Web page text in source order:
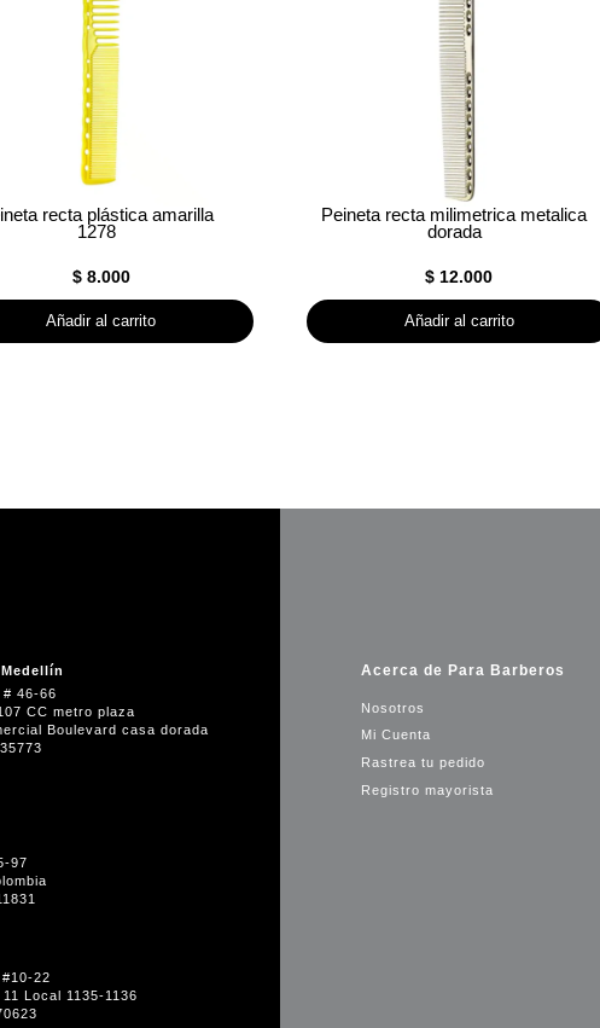
recta plástica amarilla
1278
$8.000
Añadir al carrito
Peineta recta milimetrica metalica
dorada
$ 12.000
Añadir al carrito
46-66
CC metro plaza
Boulevard casa dorada
97
22
Local 1135-1136
Acerca de Para Barberos
Nosotros
Mi Cuenta
Rastrea tu pedido
Registro mayorista